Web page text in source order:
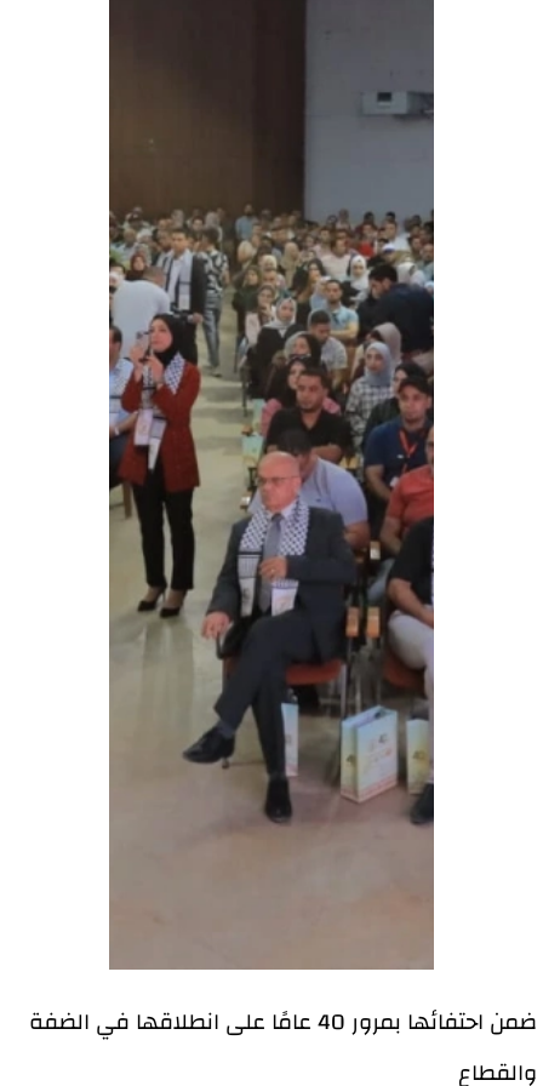
ضمن احتفائها بمرور 40 عامًا على انطلاقها في الضفة
والقطاع